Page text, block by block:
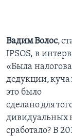
Вадим Волос,
IPSOS, в
«Была
дедукции,
это было
сделано для
дивидуальных
сработало? В